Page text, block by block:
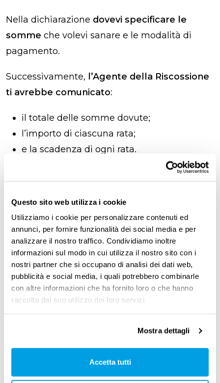
Questo sito web utilizza i cookie
Utilizziamo i cookie per personalizzare contenuti ed
annunci, per fornire funzionalità dei social media e per
analizzare il nostro traffico. Condividiamo inoltre
informazioni sul modo in cui utilizza il nostro sito con i
nostri partner che si occupano di analisi dei dati web,
pubblicità e social media, i quali potrebbero combinarle
con altre informazioni che ha fornito loro o che hanno
raccolto dal suo utilizzo dei loro servizi.
Mostra dettagli
Accetta tutti
Nella dichiarazione dovevi specificare le
somme che volevi sanare e le modalità di
pagamento.
Successivamente, l’Agente della Riscossione
ti avrebbe comunicato:
il totale delle somme dovute;
l’importo di ciascuna rata;
e la scadenza di ogni rata.
cartelle esattoriali​?
Con la rottamazione quater dovrai pagare
solo i contributi dovuti , senza interessi o
sanzioni.Puoi anche decidere di sanare solo
una parte dei debiti presenti su una stessa
cartella o avviso, ad esempio, scegliendo di
regolarizzare solo un anno di imposte o